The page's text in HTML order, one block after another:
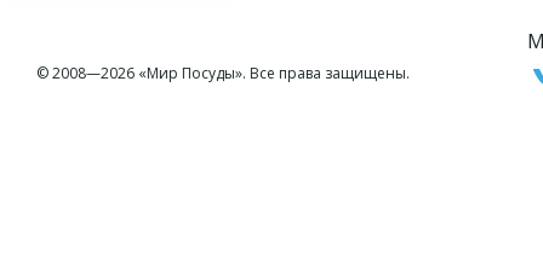
© 2008—2026 «Мир Посуды». Все права защищены.